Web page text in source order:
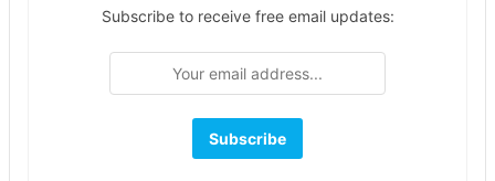
Subscribe to receive free email updates: